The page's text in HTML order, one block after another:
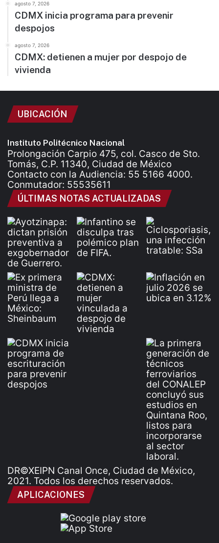
agosto 7, 2026
CDMX inicia programa para prevenir
despojos
agosto 7, 2026
CDMX: detienen a mujer por despojo de
vivienda
UBICACIÓN
Instituto Politécnico Nacional
Prolongación Carpio 475, col. Casco de Sto.
Tomás, C.P. 11340, Ciudad de México
Contacto con la Audiencia: 55 5166 4000.
Conmutador: 55535611
ÚLTIMAS NOTAS ACTUALIZADAS
DR©XEIPN Canal Once, Ciudad de México,
2021. Todos los derechos reservados.
APLICACIONES